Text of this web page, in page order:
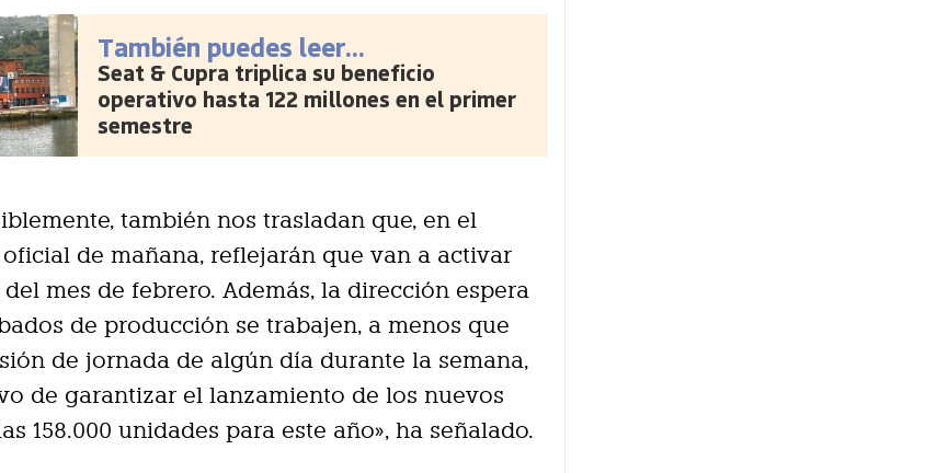
También puedes leer...
Seat & Cupra triplica su beneficio
operativo hasta 122 millones en el primer
semestre
también nos trasladan que, en el
de mañana, reflejarán que van a activar
mes de febrero. Además, la dirección espera
de producción se trabajen, a menos que
de jornada de algún día durante la semana,
de garantizar el lanzamiento de los nuevos
158.000 unidades para este año», ha señalado.